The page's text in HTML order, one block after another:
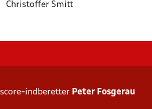
Christoffer Smitt
indberetter Peter Fosgerau